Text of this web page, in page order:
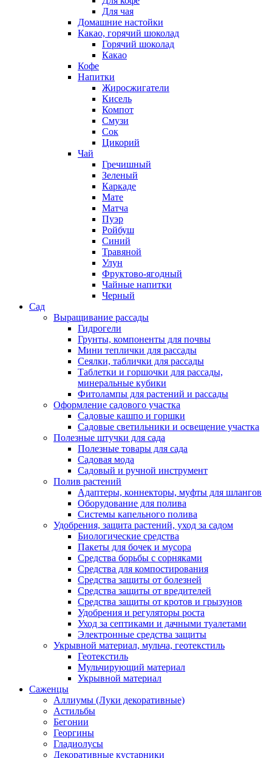
Для чая
Домашние настойки
Какао, горячий шоколад
Горячий шоколад
Какао
Кофе
Напитки
Жиросжигатели
Кисель
Компот
Смузи
Сок
Цикорий
Чай
Гречишный
Зеленый
Каркаде
Мате
Матча
Пуэр
Ройбуш
Синий
Травяной
Улун
Фруктово-ягодный
Чайные напитки
Черный
Сад
Выращивание рассады
Гидрогели
Грунты, компоненты для почвы
Мини теплички для рассады
Сеялки, таблички для рассады
Таблетки и горшочки для рассады,
минеральные кубики
Фитолампы для растений и рассады
Оформление садового участка
Садовые кашпо и горшки
Садовые светильники и освещение участка
Полезные штучки для сада
Полезные товары для сада
Садовая мода
Садовый и ручной инструмент
Полив растений
Адаптеры, коннекторы, муфты для шлангов
Оборудование для полива
Системы капельного полива
Удобрения, защита растений, уход за садом
Биологические средства
Пакеты для бочек и мусора
Средства борьбы с сорняками
Средства для компостирования
Средства защиты от болезней
Средства защиты от вредителей
Средства защиты от кротов и грызунов
Удобрения и регуляторы роста
Уход за септиками и дачными туалетами
Электронные средства защиты
Укрывной материал, мульча, геотекстиль
Геотекстиль
Мульчирующий материал
Укрывной материал
Саженцы
Аллиумы (Луки декоративные)
Астильбы
Бегонии
Георгины
Гладиолусы
Декоративные кустарники